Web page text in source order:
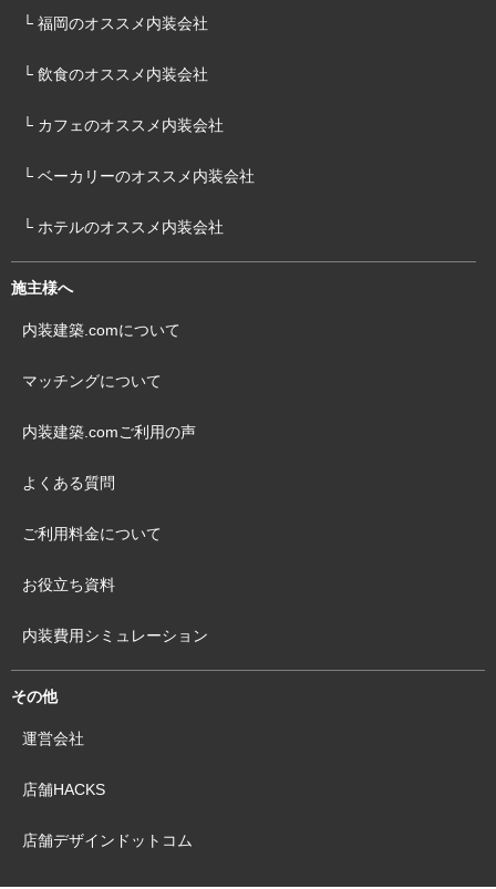
└ 福岡のオススメ内装会社
└ 飲食のオススメ内装会社
└ カフェのオススメ内装会社
└ ベーカリーのオススメ内装会社
└ ホテルのオススメ内装会社
施主様へ
内装建築.comについて
マッチングについて
内装建築.comご利用の声
よくある質問
ご利用料金について
お役立ち資料
内装費用シミュレーション
その他
運営会社
店舗HACKS
店舗デザインドットコム